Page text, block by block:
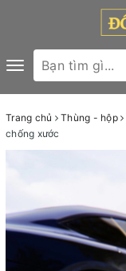
Toggle
navigation
Trang chủ Thùng - hộp
chống xước